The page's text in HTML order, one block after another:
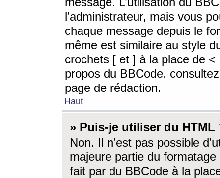
l’administrateur, mais vous
chaque message depuis le
même est similaire au style
crochets [ et ] à la place de <
propos du BBCode,
page de rédaction.
Haut
» Puis-je utiliser du HTML
Non. Il n’est pas possible
majeure partie du
fait par du BBCode à la